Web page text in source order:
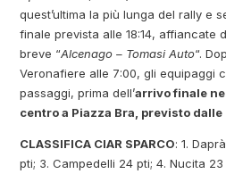
quest’ultima la più lunga del rally e
finale prevista alle 18:14, affiancate
breve “Alcenago – Tomasi Auto“.
Veronafiere alle 7:00, gli equipaggi
passaggi, prima dell’arrivo finale
centro a Piazza Bra, previsto dalle
CLASSIFICA CIAR SPARCO: 1.
pti; 3. Campedelli 24 pti; 4. Nucita